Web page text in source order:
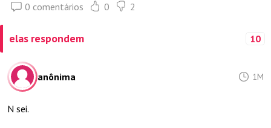
0 comentários 0 2
elas respondem 10
anônima 1M
N sei.